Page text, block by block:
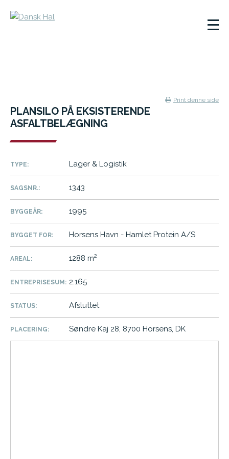
Print denne side
PLANSILO PÅ EKSISTERENDE
ASFALTBELÆGNING
TYPE: Lager & Logistik
SAGSNR.: 1343
BYGGEÅR: 1995
BYGGET FOR: Horsens Havn - Hamlet Protein A/S
AREAL: 1288 m2
ENTREPRISESUM: 2.165
STATUS: Afsluttet
PLACERING: Søndre Kaj 28, 8700 Horsens, DK